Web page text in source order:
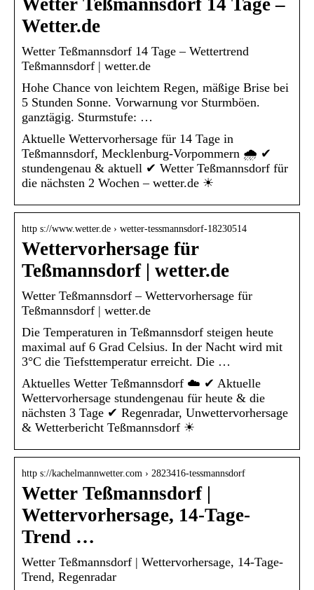
Wetter.de
Wetter Teßmannsdorf 14 Tage – Wettertrend
Teßmannsdorf | wetter.de
Hohe Chance von leichtem Regen, mäßige Brise bei
5 Stunden Sonne. Vorwarnung vor Sturmböen.
ganztägig. Sturmstufe: …
Aktuelle Wettervorhersage für 14 Tage in
Teßmannsdorf, Mecklenburg-Vorpommern 🌧️ ✔
stundengenau & aktuell ✔ Wetter Teßmannsdorf für
die nächsten 2 Wochen – wetter.de ☀
http s://www.wetter.de › wetter-tessmannsdorf-18230514
Wettervorhersage für
Teßmannsdorf | wetter.de
Wetter Teßmannsdorf – Wettervorhersage für
Teßmannsdorf | wetter.de
Die Temperaturen in Teßmannsdorf steigen heute
maximal auf 6 Grad Celsius. In der Nacht wird mit
3°C die Tiefsttemperatur erreicht. Die …
Aktuelles Wetter Teßmannsdorf ☁️ ✔ Aktuelle
Wettervorhersage stundengenau für heute & die
nächsten 3 Tage ✔ Regenradar, Unwettervorhersage
& Wetterbericht Teßmannsdorf ☀
http s://kachelmannwetter.com › 2823416-tessmannsdorf
Wetter Teßmannsdorf |
Wettervorhersage, 14-Tage-
Trend …
Wetter Teßmannsdorf | Wettervorhersage, 14-Tage-
Trend, Regenradar